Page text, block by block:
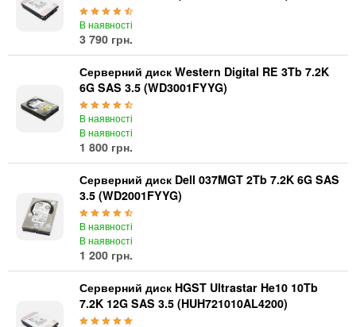
В наявності
3 790 грн.
Серверний диск Western Digital RE 3Tb 7.2K
6G SAS 3.5 (WD3001FYYG)
В наявності
В наявності
1 800 грн.
Серверний диск Dell 037MGT 2Tb 7.2K 6G SAS
3.5 (WD2001FYYG)
В наявності
В наявності
1 200 грн.
Серверний диск HGST Ultrastar He10 10Tb
7.2K 12G SAS 3.5 (HUH721010AL4200)